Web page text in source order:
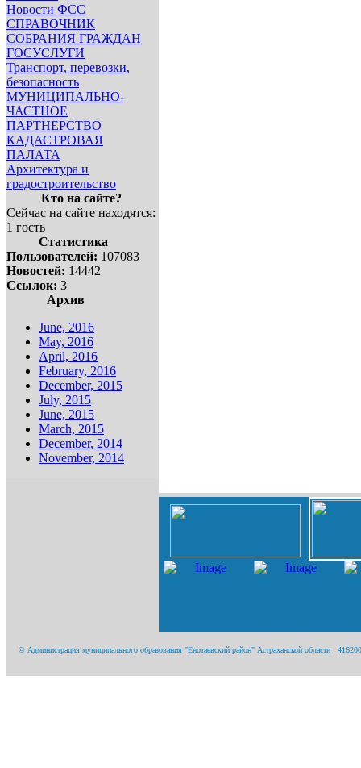
Новости ФСС
СПРАВОЧНИК
СОБРАНИЯ ГРАЖДАН
ГОСУСЛУГИ
Транспорт, перевозки,
безопасность
МУНИЦИПАЛЬНО-
ЧАСТНОЕ
ПАРТНЕРСТВО
КАДАСТРОВАЯ
ПАЛАТА
Архитектура и
градостроительство
Кто на сайте?
Сейчас на сайте находятся:
1 гость
Статистика
Пользователей: 107083
Новостей: 14442
Ссылок: 3
Архив
June, 2016
May, 2016
April, 2016
February, 2016
December, 2015
July, 2015
June, 2015
March, 2015
December, 2014
November, 2014
© Администрация муниципального образования "Енотаевский район" Астраханской области